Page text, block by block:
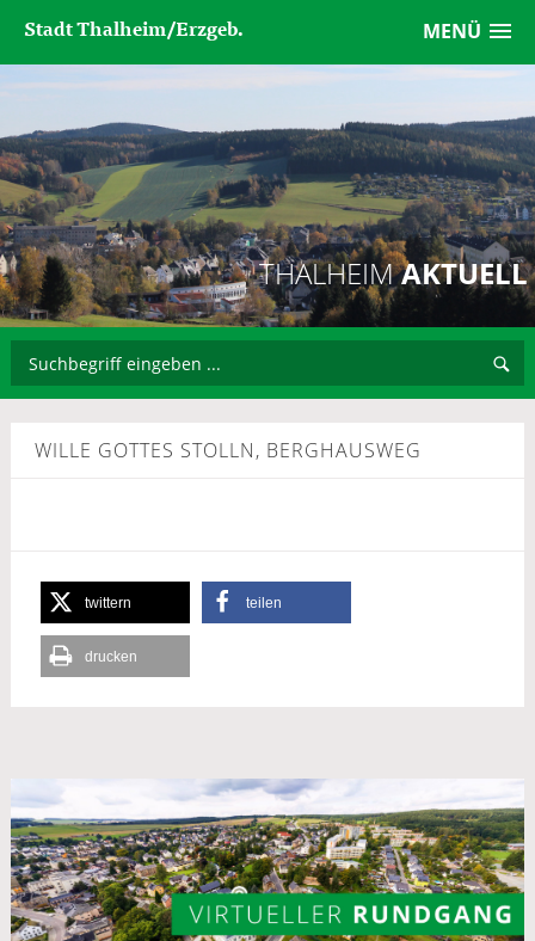
MENÜ
Stadt Thalheim/Erzgeb.
THALHEIMAKTUELL
WILLE GOTTES STOLLN, BERGHAUSWEG
twittern teilen
drucken